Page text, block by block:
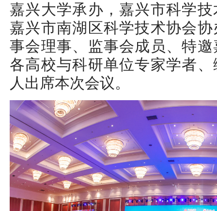
嘉兴大学承办，嘉兴市科学
嘉兴市南湖区科学技术协会
事会理事、监事会成员、特
各高校与科研单位专家学者
人出席本次会议。